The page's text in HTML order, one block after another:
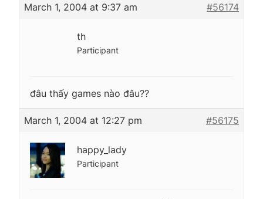
March 1, 2004 at 9:37 am #56174
th
Participant
đâu thấy games nào đâu??
March 1, 2004 at 12:27 pm #56175
happy_lady
Participant